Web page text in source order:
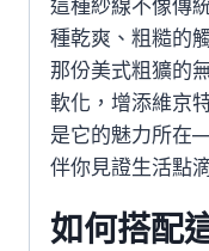
這種紗線不像傳
種乾爽、粗糙的
那份美式粗獷的
軟化，增添維京
是它的魅力所在
伴你見證生活點
如何搭配